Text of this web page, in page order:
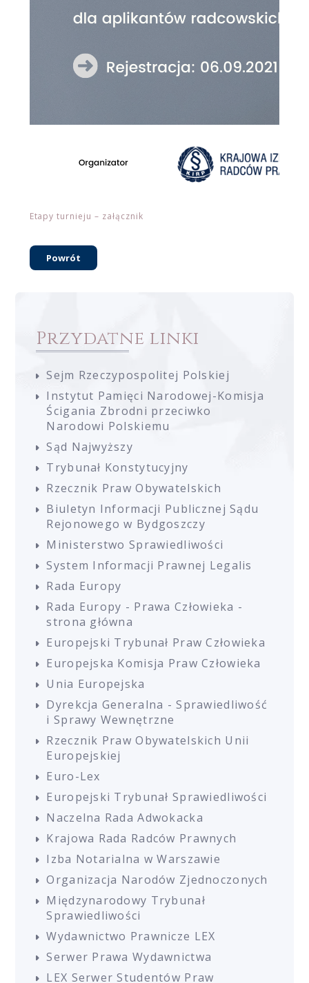
Etapy turnieju – załącznik
Powrót
Przydatne linki
Sejm Rzeczypospolitej Polskiej
Instytut Pamięci Narodowej-Komisja
Ścigania Zbrodni przeciwko
Narodowi Polskiemu
Sąd Najwyższy
Trybunał Konstytucyjny
Rzecznik Praw Obywatelskich
Biuletyn Informacji Publicznej Sądu
Rejonowego w Bydgoszczy
Ministerstwo Sprawiedliwości
System Informacji Prawnej Legalis
Rada Europy
Rada Europy - Prawa Człowieka -
strona główna
Europejski Trybunał Praw Człowieka
Europejska Komisja Praw Człowieka
Unia Europejska
Dyrekcja Generalna - Sprawiedliwość
i Sprawy Wewnętrzne
Rzecznik Praw Obywatelskich Unii
Europejskiej
Euro-Lex
Europejski Trybunał Sprawiedliwości
Naczelna Rada Adwokacka
Krajowa Rada Radców Prawnych
Izba Notarialna w Warszawie
Organizacja Narodów Zjednoczonych
Międzynarodowy Trybunał
Sprawiedliwości
Wydawnictwo Prawnicze LEX
Serwer Prawa Wydawnictwa
LEX Serwer Studentów Praw